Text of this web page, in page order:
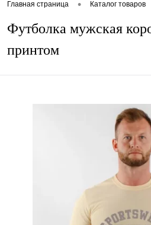
Главная страница • Каталог товаров
Футболка мужская
принтом